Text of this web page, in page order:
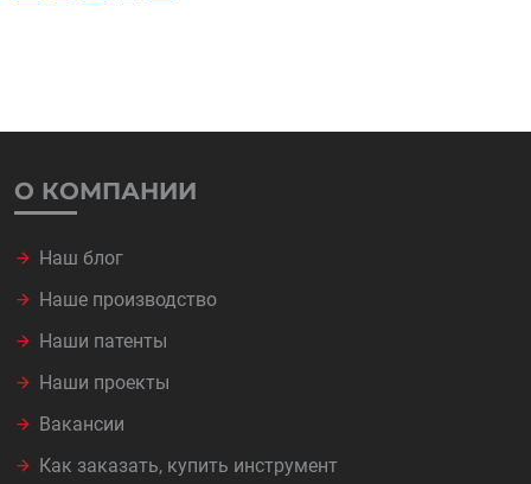
О КОМПАНИИ
Наш блог
Наше производство
Наши патенты
Наши проекты
Вакансии
Как заказать, купить инструмент